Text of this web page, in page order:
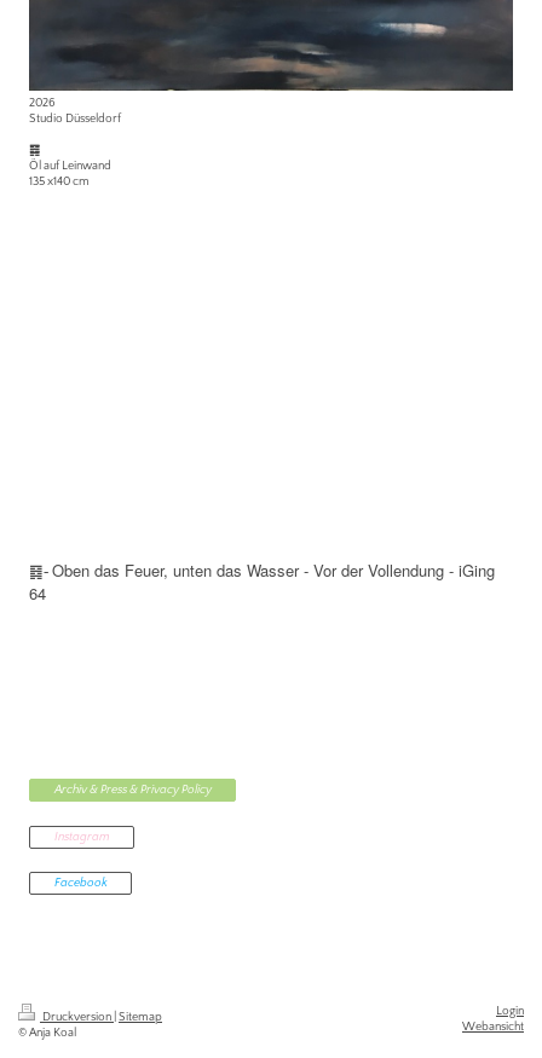
2026
Studio Düsseldorf
䷿
Öl auf Leinwand
135 x140 cm
䷿- Oben das Feuer, unten das Wasser - Vor der Vollendung - iGing
64
Archiv & Press & Privacy Policy
Instagram
Facebook
Druckversion Sitemap
© Anja Koal
Login
Webansicht